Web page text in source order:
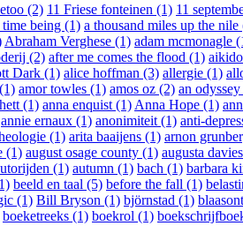
(2) 11 Friese fonteinen (1) 11
being (1) a thousand miles up the nile
Abraham Verghese (1) adam mcmonagle
(2) after me comes the flood (1)
Dark (1) alice hoffman (3) allergie (1)
amor towles (1) amos oz (2) an
(1) anna enquist (1) Anna Hope (1)
annie ernaux (1) anonimiteit (1) anti-
(1) arita baaijens (1) arnon
(1) august osage county (1) augusta
(1) autumn (1) bach (1) barbara
beeld en taal (5) before the fall (1)
(1) Bill Bryson (1) björnstad (1)
boeketreeks (1) boekrol (1)